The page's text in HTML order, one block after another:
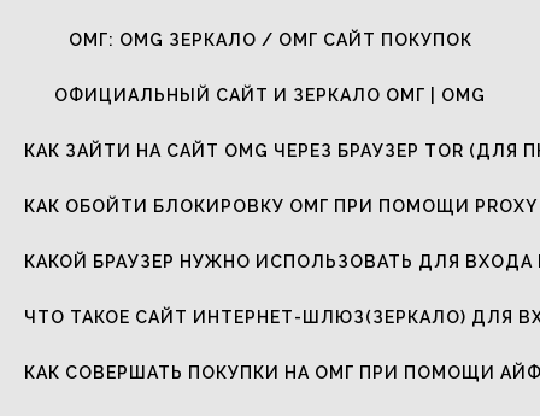
ОМГ: OMG ЗЕРКАЛО / ОМГ САЙТ ПОКУПОК
ОФИЦИАЛЬНЫЙ САЙТ И ЗЕРКАЛО ОМГ | OMG
КАК ЗАЙТИ НА САЙТ OMG ЧЕРЕЗ БРАУЗЕР TOR (ДЛЯ
КАК ОБОЙТИ БЛОКИРОВКУ ОМГ ПРИ ПОМОЩИ PROXY
КАКОЙ БРАУЗЕР НУЖНО ИСПОЛЬЗОВАТЬ ДЛЯ ВХОДА
ЧТО ТАКОЕ САЙТ ИНТЕРНЕТ-ШЛЮЗ(ЗЕРКАЛО) ДЛЯ
КАК СОВЕРШАТЬ ПОКУПКИ НА ОМГ ПРИ ПОМОЩИ